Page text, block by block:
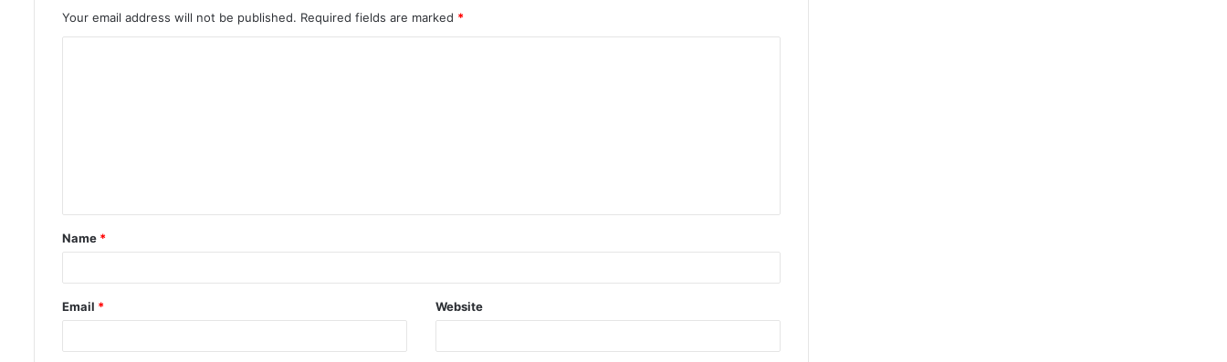
Your email address will not be published. Required fields are marked *
t
*
Name *
Email * Website